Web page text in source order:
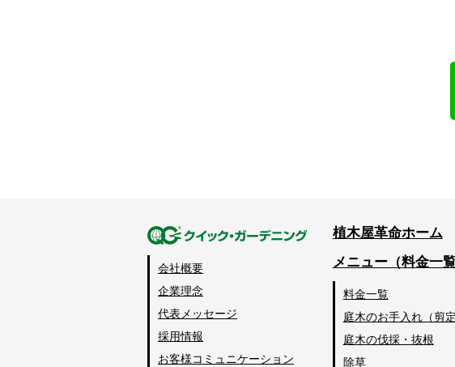
会社概要
企業理念
代表メッセージ
採用情報
お客様コミュニケーション
植木屋革命ホーム
メニュー（料金一覧
料金一覧
庭木のお手入れ（剪定
庭木の伐採・抜根
除草